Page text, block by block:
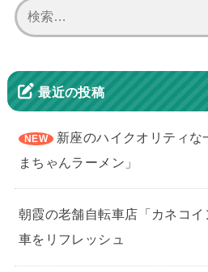
索:
最近の投稿
新座のハイクオリティな
まちゃんラーメン」
朝霞の老舗自転車店「カネコ
車をリフレッシュ